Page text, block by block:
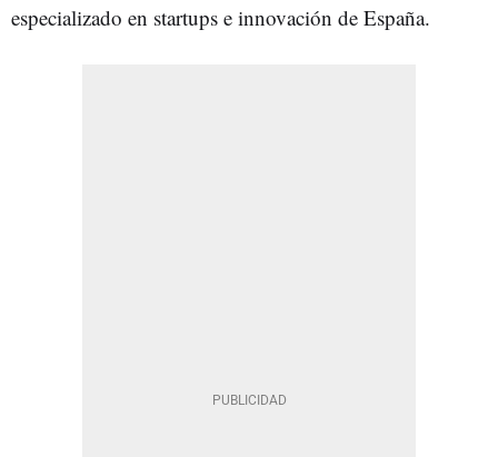
especializado en startups e innovación de España.